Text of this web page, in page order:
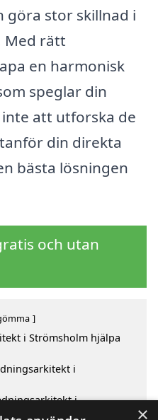
göra stor skillnad i
Med rätt
en harmonisk
speglar din
att utforska de
din direkta
bästa lösningen
och utan
i Strömsholm hjälpa
i
i
×